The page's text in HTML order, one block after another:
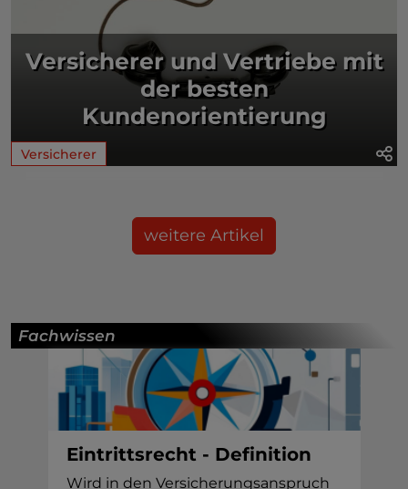
Versicherer und Vertriebe mit
der besten
Kundenorientierung
Versicherer
weitere Artikel
Fachwissen
Eintrittsrecht - Definition
Wird in den Versicherungsanspruch